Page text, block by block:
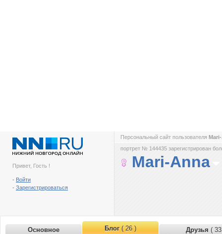
Привет, Гость !
- Войти
- Зарегистрироваться
Персональный сайт пользователя
портрет № 144435 зарегистрирован
Mari-Anna
Основное Блог( 26 ) Друзья (